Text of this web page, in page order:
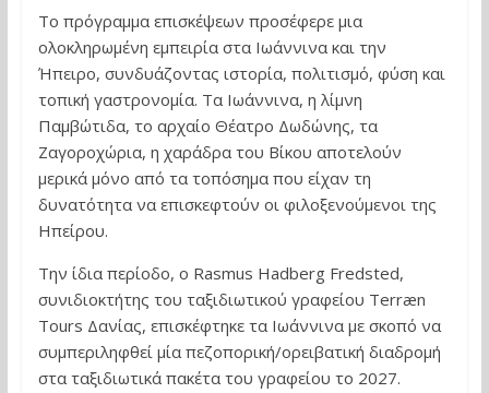
Το πρόγραμμα επισκέψεων προσέφερε μια
ολοκληρωμένη εμπειρία στα Ιωάννινα και την
Ήπειρο, συνδυάζοντας ιστορία, πολιτισμό, φύση και
τοπική γαστρονομία. Τα Ιωάννινα, η λίμνη
Παμβώτιδα, το αρχαίο Θέατρο Δωδώνης, τα
Ζαγοροχώρια, η χαράδρα του Βίκου αποτελούν
μερικά μόνο από τα τοπόσημα που είχαν τη
δυνατότητα να επισκεφτούν οι φιλοξενούμενοι της
Ηπείρου.
Την ίδια περίοδο, ο Rasmus Hadberg Fredsted,
συνιδιοκτήτης του ταξιδιωτικού γραφείου Terræn
Tours Δανίας, επισκέφτηκε τα Ιωάννινα με σκοπό να
συμπεριληφθεί μία πεζοπορική/ορειβατική διαδρομή
στα ταξιδιωτικά πακέτα του γραφείου το 2027.